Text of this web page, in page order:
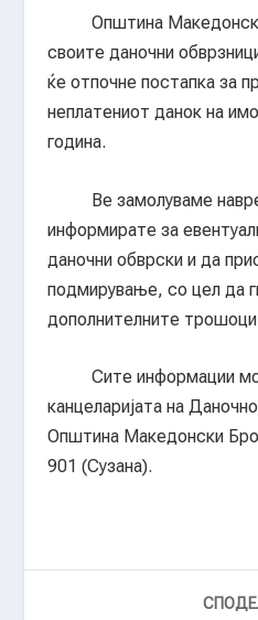
Општина Македонски
своите даночни
ќе отпочне постапка за
неплатениот данок на
година.
Ве замолуваме
информирате за
даночни обврски и да
подмирување, со цел да
дополнителните
Сите информации
канцеларијата на
Општина Македонски
901 (Сузана).